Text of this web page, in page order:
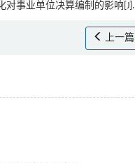
对事业单位决算编制的影响[J].
上一篇